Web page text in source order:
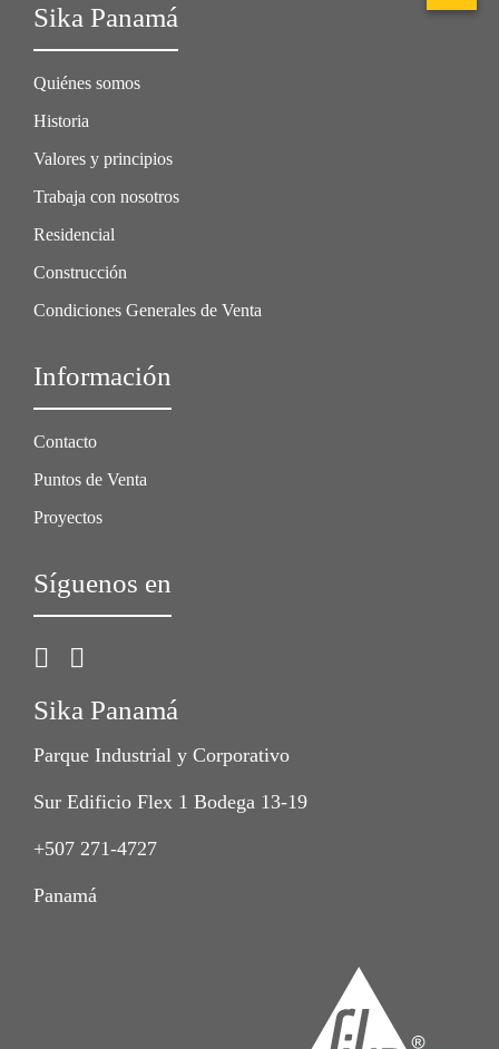
Sika Panamá
Quiénes somos
Historia
Valores y principios
Trabaja con nosotros
Residencial
Construcción
Condiciones Generales de Venta
Información
Contacto
Puntos de Venta
Proyectos
Síguenos en
Sika Panamá
Parque Industrial y Corporativo
Sur Edificio Flex 1 Bodega 13-19
+507 271-4727
Panamá